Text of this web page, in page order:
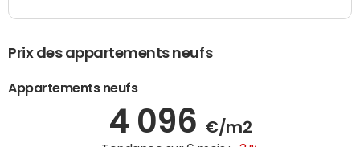
Prix des appartements neufs
Appartements neufs
4 096 €/m2